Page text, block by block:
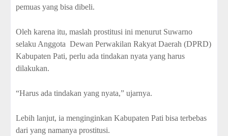
pemuas yang bisa dibeli.
Oleh karena itu, maslah prostitusi ini menurut Suwarno
selaku Anggota Dewan Perwakilan Rakyat Daerah (DPRD)
Kabupaten Pati, perlu ada tindakan nyata yang harus
dilakukan.
“Harus ada tindakan yang nyata,” ujarnya.
Lebih lanjut, ia menginginkan Kabupaten Pati bisa terbebas
dari yang namanya prostitusi.